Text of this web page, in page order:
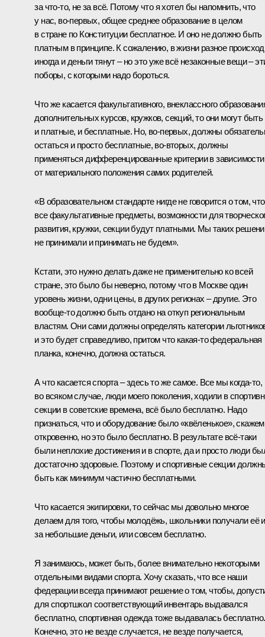
за что‑то, не за всё. Потому что я хотел бы напомнить, что
у нас, во‑первых, общее среднее образование в целом
в стране по Конституции бесплатное. И оно не должно быть
платным в принципе. К сожалению, в жизни разное
иногда и деньги тянут – но это уже всё незаконные вещи –
поборы, с которыми надо бороться.
Что же касается факультативного, внеклассного
дополнительных курсов, кружков, секций, то они могут быть
и платные, и бесплатные. Но, во‑первых, должны
остаться и просто бесплатные, во‑вторых, должны
применяться дифференцированные критерии в зависимости
от материального положения самих родителей.
«В образовательном стандарте нигде не говорится о том, что
все факультативные предметы, возможности для
развития, кружки, секции будут платными. Мы таких
не принимали и принимать не будем».
Кстати, это нужно делать даже не применительно ко всей
стране, это было бы неверно, потому что в Москве один
уровень жизни, одни цены, в других регионах – другие. Это
вообще‑то должно быть отдано на откуп региональным
властям. Они сами должны определять категории
и это будет справедливо, притом что какая‑то федеральная
планка, конечно, должна остаться.
А что касается спорта – здесь то же самое. Все мы когда‑то,
во всяком случае, люди моего поколения, ходили в
секции в советские времена, всё было бесплатно. Надо
признаться, что и оборудование было «квёленькое», скажем
откровенно, но это было бесплатно. В результате всё‑таки
были неплохие достижения и в спорте, да и просто люди
достаточно здоровые. Поэтому и спортивные секции
быть как минимум частично бесплатными.
Что касается экипировки, то сейчас мы довольно многое
делаем для того, чтобы молодёжь, школьники получали её
за небольшие деньги, или совсем бесплатно.
Я занимаюсь, может быть, более внимательно некоторыми
отдельными видами спорта. Хочу сказать, что все наши
федерации всегда принимают решение о том, чтобы,
для спортшкол соответствующий инвентарь выдавался
бесплатно, спортивная одежда тоже выдавалась бесплатно.
Конечно, это не везде случается, не везде получается,